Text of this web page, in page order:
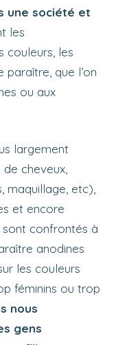
une société et
les
couleurs, les
paraître, que l’on
ou aux
largement
de cheveux,
maquillage, etc),
et encore
sont confrontés à
anodines
les couleurs
féminins ou trop
nous
gens